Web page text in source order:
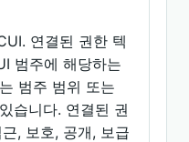
연결된 권한 텍
범주에 해당하는
범주 범위 또는
습니다. 연결된 권
, 보호, 공개, 보급